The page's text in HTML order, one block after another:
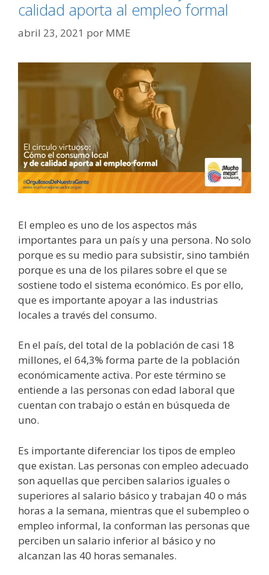
calidad aporta al empleo formal
abril 23, 2021 por MME
El empleo es uno de los aspectos más
importantes para un país y una persona. No solo
porque es su medio para subsistir, sino también
porque es una de los pilares sobre el que se
sostiene todo el sistema económico. Es por ello,
que es importante apoyar a las industrias
locales a través del consumo.
En el país, del total de la población de casi 18
millones, el 64,3% forma parte de la población
económicamente activa. Por este término se
entiende a las personas con edad laboral que
cuentan con trabajo o están en búsqueda de
uno.
Es importante diferenciar los tipos de empleo
que existan. Las personas con empleo adecuado
son aquellas que perciben salarios iguales o
superiores al salario básico y trabajan 40 o más
horas a la semana, mientras que el subempleo o
empleo informal, la conforman las personas que
perciben un salario inferior al básico y no
alcanzan las 40 horas semanales.